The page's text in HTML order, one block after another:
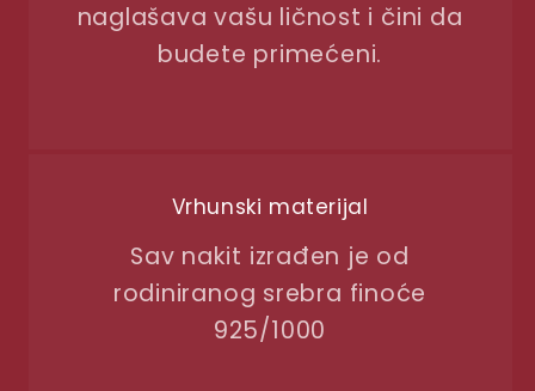
naglašava vašu ličnost i čini da
budete primećeni.
Vrhunski materijal
Sav nakit izrađen je od
rodiniranog srebra finoće
925/1000